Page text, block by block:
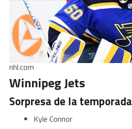
nhl.com
Winnipeg Jets
Sorpresa de la temporada
Kyle Connor